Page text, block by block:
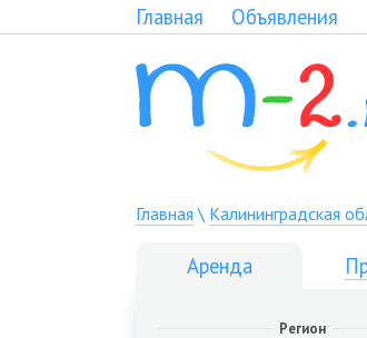
Главная Объявления
Главная \ Калининградская
Аренда
Регион